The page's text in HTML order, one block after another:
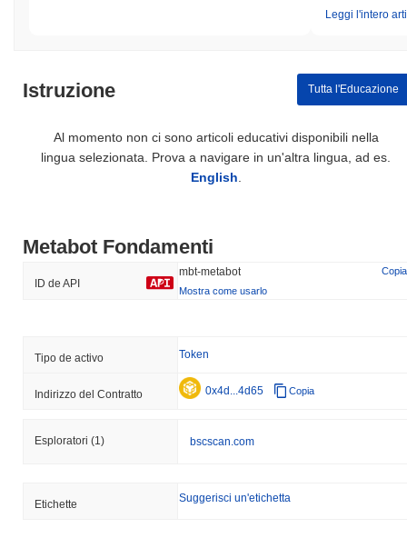
Leggi l'intero
Istruzione Tutta l'Educazione
Al momento non ci sono articoli educativi disponibili nella
lingua selezionata. Prova a navigare in un'altra lingua, ad es.
English
Metabot Fondamenti
ID de API
mbt-metabot
Copia
Mostra come usarlo
Tipo de activo Token
Indirizzo del Contratto 0x4d...4d65 Copia
Esploratori (1) bscscan.com
Etichette Suggerisci un'etichetta